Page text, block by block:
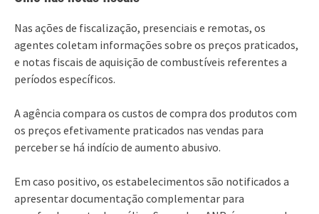
Nas ações de fiscalização, presenciais e remotas, os
agentes coletam informações sobre os preços praticados,
e notas fiscais de aquisição de combustíveis referentes a
períodos específicos.
A agência compara os custos de compra dos produtos com
os preços efetivamente praticados nas vendas para
perceber se há indício de aumento abusivo.
Em caso positivo, os estabelecimentos são notificados a
apresentar documentação complementar para